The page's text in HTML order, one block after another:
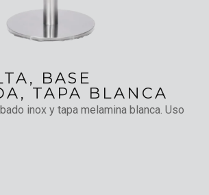
BASE
TAPA BLANCA
inox y tapa melamina blanca. Uso